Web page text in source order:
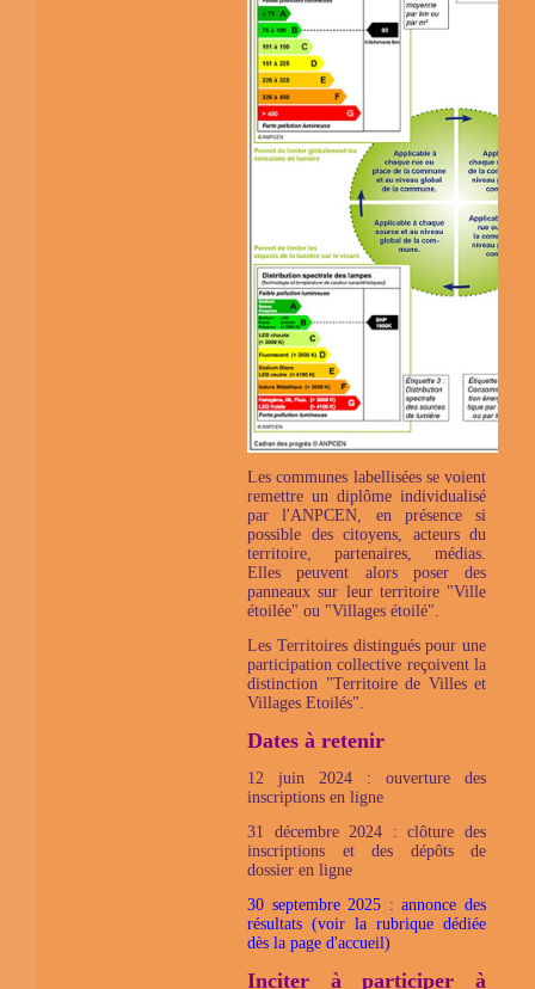
Les communes labellisées se voient
remettre un diplôme individualisé
par l'ANPCEN, en présence si
possible des citoyens, acteurs du
territoire, partenaires, médias.
Elles peuvent alors poser des
panneaux sur leur territoire "Ville
étoilée" ou "Villages étoilé".
Les Territoires distingués pour une
participation collective reçoivent la
distinction "Territoire de Villes et
Villages Etoilés".
Dates à retenir
12 juin 2024 : ouverture des
inscriptions en ligne
31 décembre 2024 : clôture des
inscriptions et des dépôts de
dossier en ligne
30 septembre 2025 : annonce des
résultats (voir la rubrique dédiée
dès la page d'accueil)
Inciter à participer à